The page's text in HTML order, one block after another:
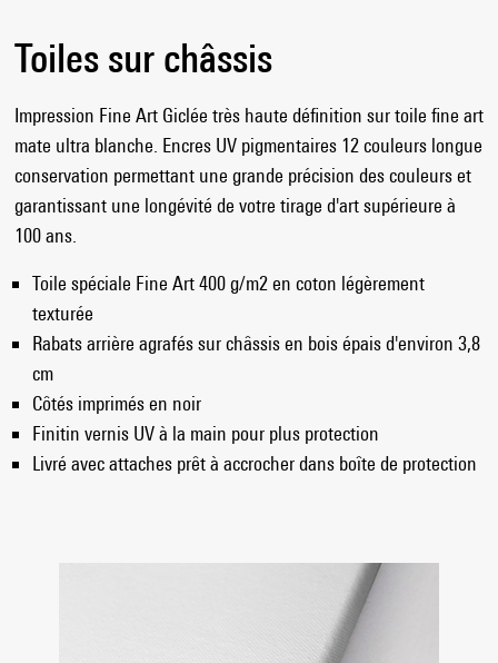
Toiles sur châssis
Impression Fine Art Giclée très haute définition sur toile fine art
mate ultra blanche. Encres UV pigmentaires 12 couleurs longue
conservation permettant une grande précision des couleurs et
garantissant une longévité de votre tirage d'art supérieure à
100 ans.
Toile spéciale Fine Art 400 g/m2 en coton légèrement
texturée
Rabats arrière agrafés sur châssis en bois épais d'environ 3,8
cm
Côtés imprimés en noir
Finitin vernis UV à la main pour plus protection
Livré avec attaches prêt à accrocher dans boîte de protection